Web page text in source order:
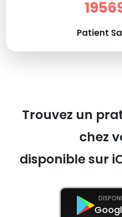
Patient
Trouvez un
chez
disponible sur